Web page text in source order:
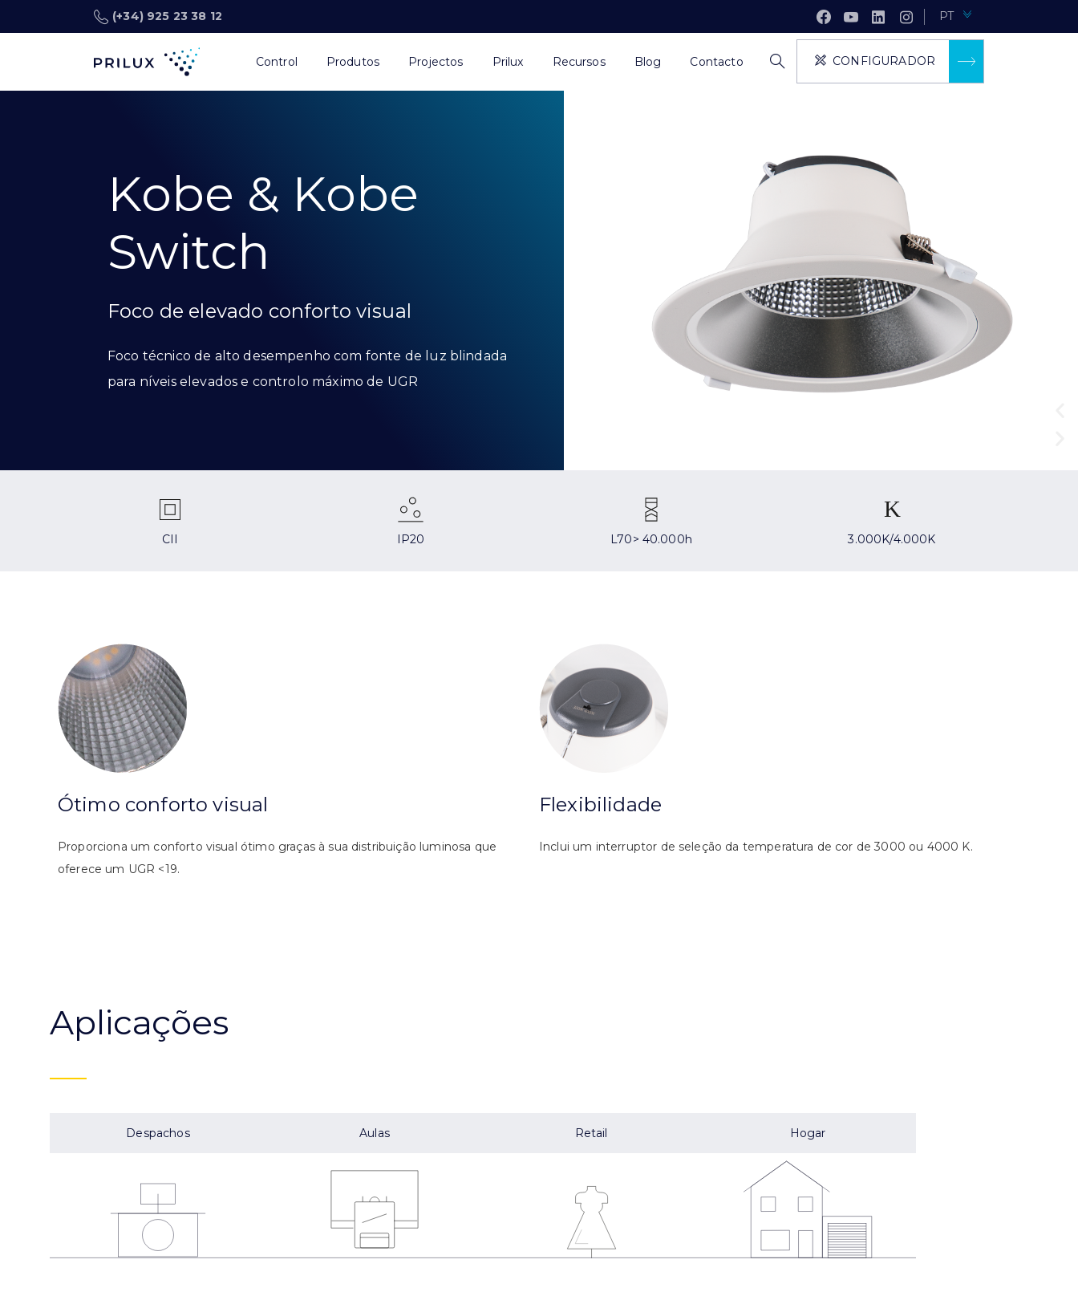
(+34) 925 23 38 12 PT
Control Produtos Projectos Prilux Recursos Blog Contacto CONFIGURADOR
Kobe & Kobe
Switch
Foco de elevado conforto visual
Foco técnico de alto desempenho com fonte de luz blindada
para níveis elevados e controlo máximo de UGR
CII IP20 L70> 40.000h 3.000K/4.000K
Ótimo conforto visual
Proporciona um conforto visual ótimo graças à sua distribuição luminosa que
oferece um UGR <19.
Flexibilidade
Inclui um interruptor de seleção da temperatura de cor de 3000 ou 4000 K.
Aplicações
Despachos Aulas Retail Hogar